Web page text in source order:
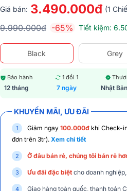
Giá bán: 3.490.000đ (1
9.990.000đ -65% Tiết kiệm:
Black Grey
Bảo hành
12 tháng
1 đổi 1
7 ngày Nhật
KHUYẾN MÃI, ƯU ĐÃI
Giảm ngay 100.000đ khi Check-
đơn trên 3tr). Xem chi tiết
Ở đâu bán rẻ, chúng tôi bán rẻ
Ưu đãi đặc biệt cho doanh
Giao hàng toàn quốc, thanh toán